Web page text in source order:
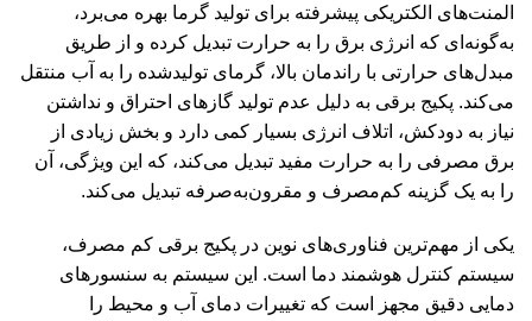
المنت‌های الکتریکی پیشرفته برای تولید گرما بهره می‌برد،
به‌گونه‌ای که انرژی برق را به حرارت تبدیل کرده و از طریق
مبدل‌های حرارتی با راندمان بالا، گرمای تولیدشده را به آب منتقل
می‌کند. پکیج برقی به دلیل عدم تولید گازهای احتراق و نداشتن
نیاز به دودکش، اتلاف انرژی بسیار کمی دارد و بخش زیادی از
برق مصرفی را به حرارت مفید تبدیل می‌کند، که این ویژگی، آن
را به یک گزینه کم‌مصرف و مقرون‌به‌صرفه تبدیل می‌کند.
یکی از مهم‌ترین فناوری‌های نوین در پکیج برقی کم مصرف،
سیستم کنترل هوشمند دما است. این سیستم به سنسورهای
دمایی دقیق مجهز است که تغییرات دمای آب و محیط را